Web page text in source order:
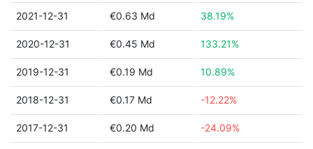
2021-12-31 €0.63 Md 38.19%
2020-12-31 €0.45 Md 133.21%
2019-12-31 €0.19 Md 10.89%
2018-12-31 €0.17 Md -12.22%
2017-12-31 €0.20 Md -24.09%